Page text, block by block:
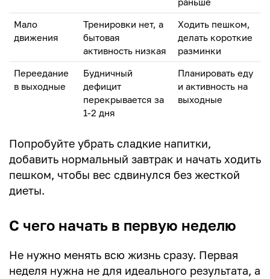
Мало
движения
Тренировки нет, а
бытовая
активность низкая
Ходить пешком,
делать короткие
разминки
Переедание
в выходные
Будничный
дефицит
перекрывается за
1-2 дня
Планировать еду
и активность на
выходные
Попробуйте убрать сладкие напитки,
добавить нормальный завтрак и начать ходить
пешком, чтобы вес сдвинулся без жесткой
диеты.
С чего начать в первую неделю
Не нужно менять всю жизнь сразу. Первая
неделя нужна не для идеального результата, а